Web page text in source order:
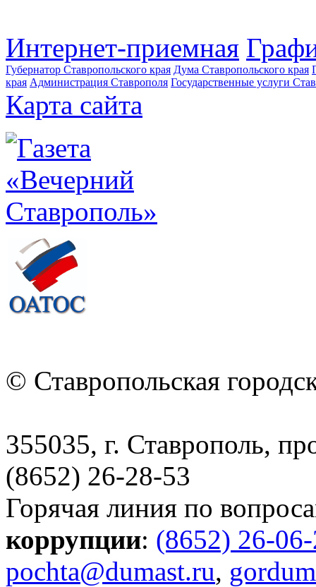
Интернет-приемная
Губернатор Ставропольского края Дума Ставропольского края
края Администрация Ставрополя Государственные услуги
Карта сайта
© Ставропольская
355035, г. Ставрополь,
(8652) 26-28-53
Горячая линия по
коррупции: (8652) 26-
pochta@dumast.ru,